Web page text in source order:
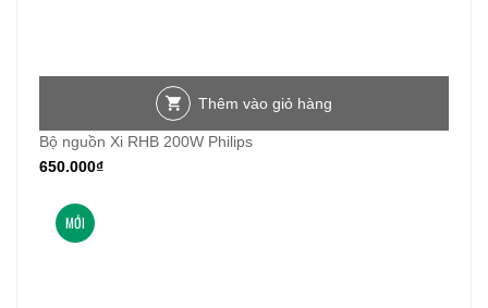
Thêm vào giỏ hàng
Bộ nguồn Xi RHB 200W Philips
650.000₫
MỚI